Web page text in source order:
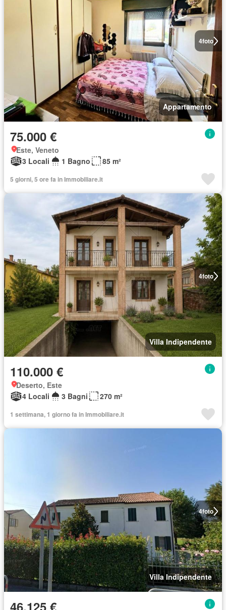
4foto
Appartamento
75.000 €
Este, Veneto
3 Locali
1 Bagno 85 m²
5 giorni, 5 ore fa in Immobiliare.it
4foto
Villa Indipendente
110.000 €
Deserto, Este
4 Locali
3 Bagni 270 m²
1 settimana, 1 giorno fa in Immobiliare.it
4foto
Villa Indipendente
46.125 €